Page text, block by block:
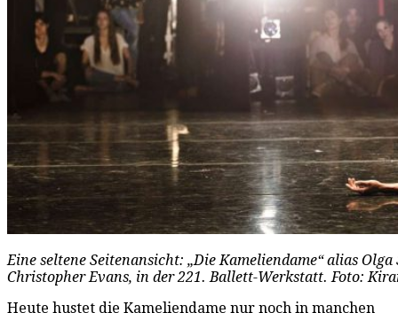
Eine seltene Seitenansicht: „Die Kameliendame“ alias
Christopher Evans, in der 221. Ballett-Werkstatt. Foto:
Heute hustet die Kameliendame nur noch in manchen